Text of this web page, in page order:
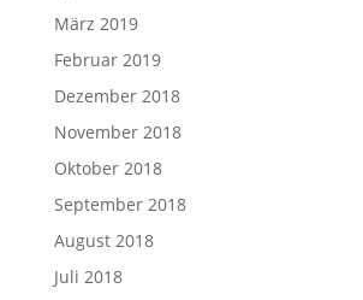
März 2019
Februar 2019
Dezember 2018
November 2018
Oktober 2018
September 2018
August 2018
Juli 2018